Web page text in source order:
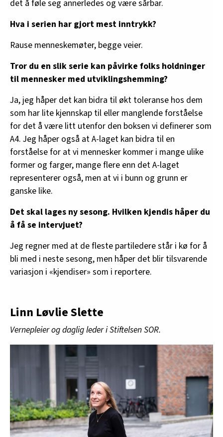
det å føle seg annerledes og være sårbar.
Hva i serien har gjort mest inntrykk?
Rause menneskemøter, begge veier.
Tror du en slik serie kan påvirke folks holdninger
til mennesker med utviklingshemming?
Ja, jeg håper det kan bidra til økt toleranse hos dem
som har lite kjennskap til eller manglende forståelse
for det å være litt utenfor den boksen vi definerer som
A4. Jeg håper også at A-laget kan bidra til en
forståelse for at vi mennesker kommer i mange ulike
former og farger, mange flere enn det A-laget
representerer også, men at vi i bunn og grunn er
ganske like.
Det skal lages ny sesong. Hvilken kjendis håper du
å få se intervjuet?
Jeg regner med at de fleste partiledere står i kø for å
bli med i neste sesong, men håper det blir tilsvarende
variasjon i «kjendiser» som i reportere.
Linn Løvlie Slette
Vernepleier og daglig leder i Stiftelsen SOR.